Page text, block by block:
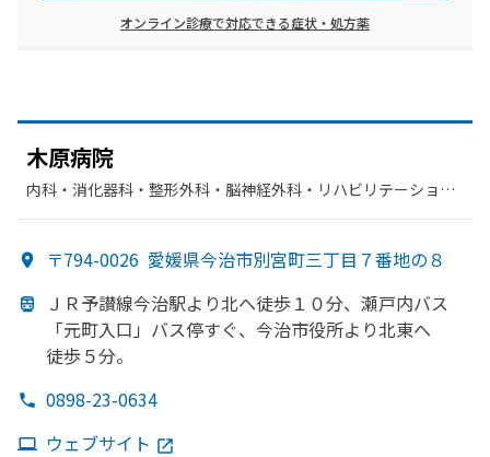
オンライン診療で対応できる症状・処方薬
木原病院
内科・​消化器科・​整形外科・​脳神経外科・​リハビリテーショ
〒794-0026 愛媛県今治市別宮町三丁目７番地の８
ＪＲ予讃線今治駅より北へ徒歩１０分、 瀬戸内バス
「元町入口」 バス停すぐ、 今治市役所より北東へ
徒歩５分。
0898-23-0634
ウェブサイト